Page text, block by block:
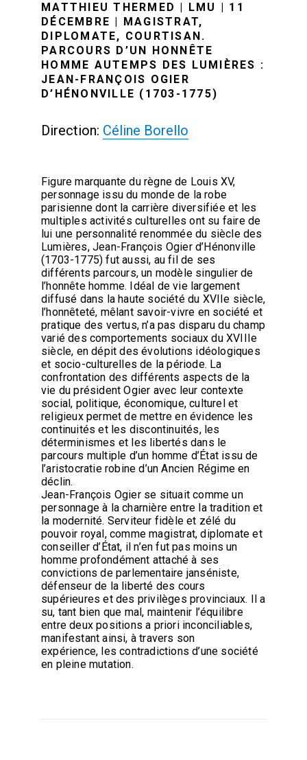
MATTHIEU THERMED | LMU | 11
DÉCEMBRE | MAGISTRAT,
DIPLOMATE, COURTISAN.
PARCOURS D’UN HONNÊTE
HOMME AUTEMPS DES LUMIÈRES :
JEAN-FRANÇOIS OGIER
D’HÉNONVILLE (1703-1775)
Direction: Céline Borello
Figure marquante du règne de Louis XV,
personnage issu du monde de la robe
parisienne dont la carrière diversifiée et les
multiples activités culturelles ont su faire de
lui une personnalité renommée du siècle des
Lumières, Jean-François Ogier d’Hénonville
(1703-1775) fut aussi, au fil de ses
différents parcours, un modèle singulier de
l’honnête homme. Idéal de vie largement
diffusé dans la haute société du XVIIe siècle,
l’honnêteté, mêlant savoir-vivre en société et
pratique des vertus, n’a pas disparu du champ
varié des comportements sociaux du XVIIIe
siècle, en dépit des évolutions idéologiques
et socio-culturelles de la période. La
confrontation des différents aspects de la
vie du président Ogier avec leur contexte
social, politique, économique, culturel et
religieux permet de mettre en évidence les
continuités et les discontinuités, les
déterminismes et les libertés dans le
parcours multiple d’un homme d’État issu de
l’aristocratie robine d’un Ancien Régime en
déclin.
Jean-François Ogier se situait comme un
personnage à la charnière entre la tradition et
la modernité. Serviteur fidèle et zélé du
pouvoir royal, comme magistrat, diplomate et
conseiller d’État, il n’en fut pas moins un
homme profondément attaché à ses
convictions de parlementaire janséniste,
défenseur de la liberté des cours
supérieures et des privilèges provinciaux. Il a
su, tant bien que mal, maintenir l’équilibre
entre deux positions a priori inconciliables,
manifestant ainsi, à travers son
expérience, les contradictions d’une société
en pleine mutation.